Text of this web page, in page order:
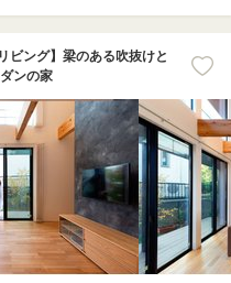
ビング】梁のある吹抜けと
ンの家